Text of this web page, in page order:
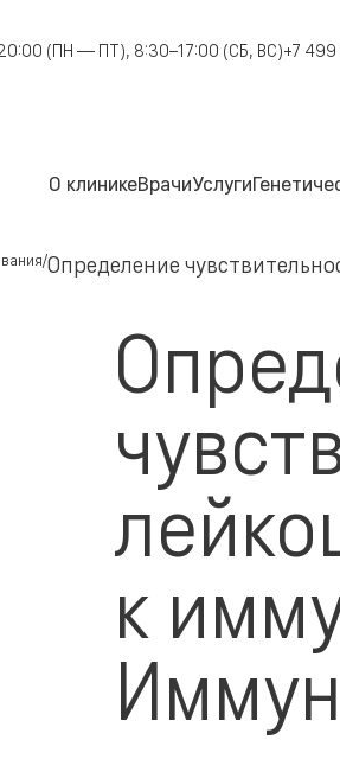
(ПН — ПТ), 8:30–17:00 (СБ, ВС)+7
О клиникеВрачиУслуги
Определение
к